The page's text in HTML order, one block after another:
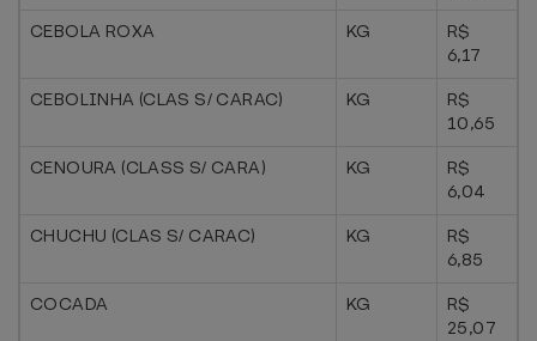
CEBOLA ROXA
KG
R$
6,17
CEBOLINHA (CLAS S/ CARAC)
KG
R$
10,65
CENOURA (CLASS S/ CARA)
KG
R$
6,04
CHUCHU (CLAS S/ CARAC)
KG
R$
6,85
COCADA
KG
R$
25,07